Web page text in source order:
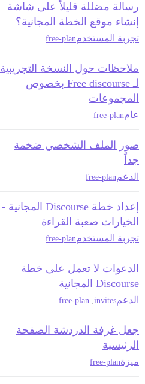
رسالة مضللة قليلاً على شاشة
إنشاء موقع الخطة المجانية؟
تجربة المستخدمfree-plan
ملاحظات حول النسخة التجريبية
لـ Free discourse بخصوص
المجموعات
عامfree-plan
صور الملف الشخصي ضخمة
جداً
الدعم free-plan
إعداد خطة Discourse المجانية -
الخيارات صعبة القراءة
تجربة المستخدمfree-plan
الدعوات لا تعمل على خطة
Discourse المجانية
الدعمinvites
free-plan
جعل غرفة الدردشة الصفحة
الرئيسية
ميزةfree-plan